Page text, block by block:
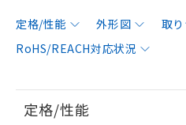
定格/性能 外形図 取
RoHS/REACH対応状況
定格/性能